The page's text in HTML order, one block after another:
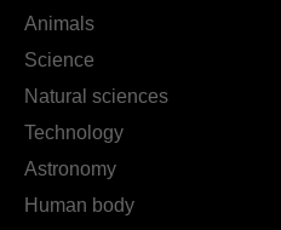
Animals
Science
Natural sciences
Technology
Astronomy
Human body